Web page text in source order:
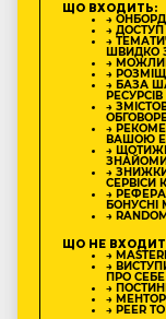
ЩО ВХОДИТЬ:
→
→ ДОСТУП
→
ШВИДКО
→
→
→ БАЗА
РЕСУРСІВ
→
→
ВАШОЮ
→
→ ЗНИЖКИ
СЕРВІСИ
→
БОНУСНІ
→
ЩО НЕ
→
→
ПРО
→
→
→ PEER